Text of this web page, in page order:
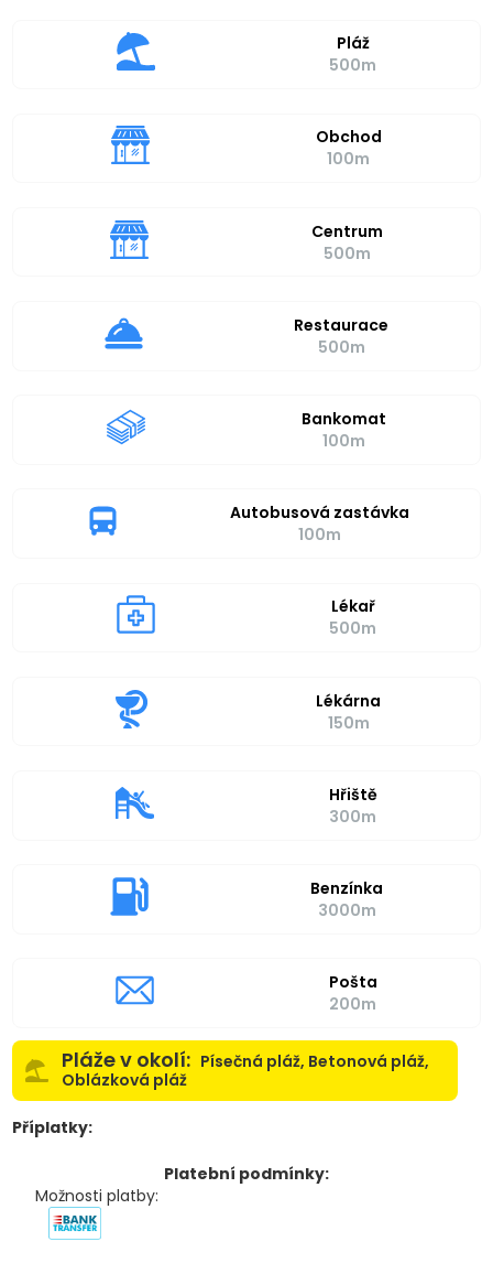
Pláž
500m
Obchod
100m
Centrum
500m
Restaurace
500m
Bankomat
100m
Autobusová zastávka
100m
Lékař
500m
Lékárna
150m
Hřiště
300m
Benzínka
3000m
Pošta
200m
Pláže v okolí: Písečná pláž, Betonová pláž,
Oblázková pláž
Příplatky:
Platební podmínky:
Možnosti platby: